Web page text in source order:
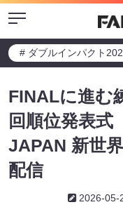
Menu
# ダブルインパクト
FINALに進む
回順位発表式
JAPAN 新世
配信
2026-05-